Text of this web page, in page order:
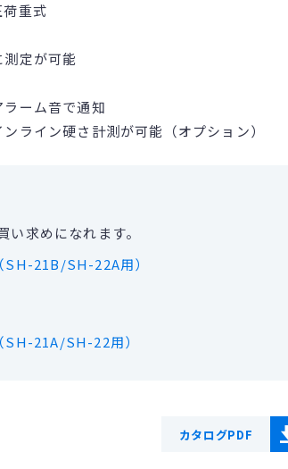
重式
定が可能
ーム音で通知
ライン硬さ計測が可能（オプション）
求めになれます。
21B/SH-22A用）
21A/SH-22用）
カタログPDF